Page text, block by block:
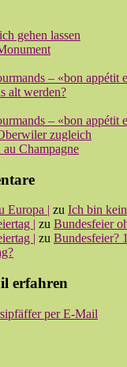
gehen lassen
– «bon appétit
alt werden?
– «bon appétit
zugleich
au Champagne
Europa | zu Ich bin
| zu Bundesfeier
| zu Bundesfeier?
erfahren
per E-Mail